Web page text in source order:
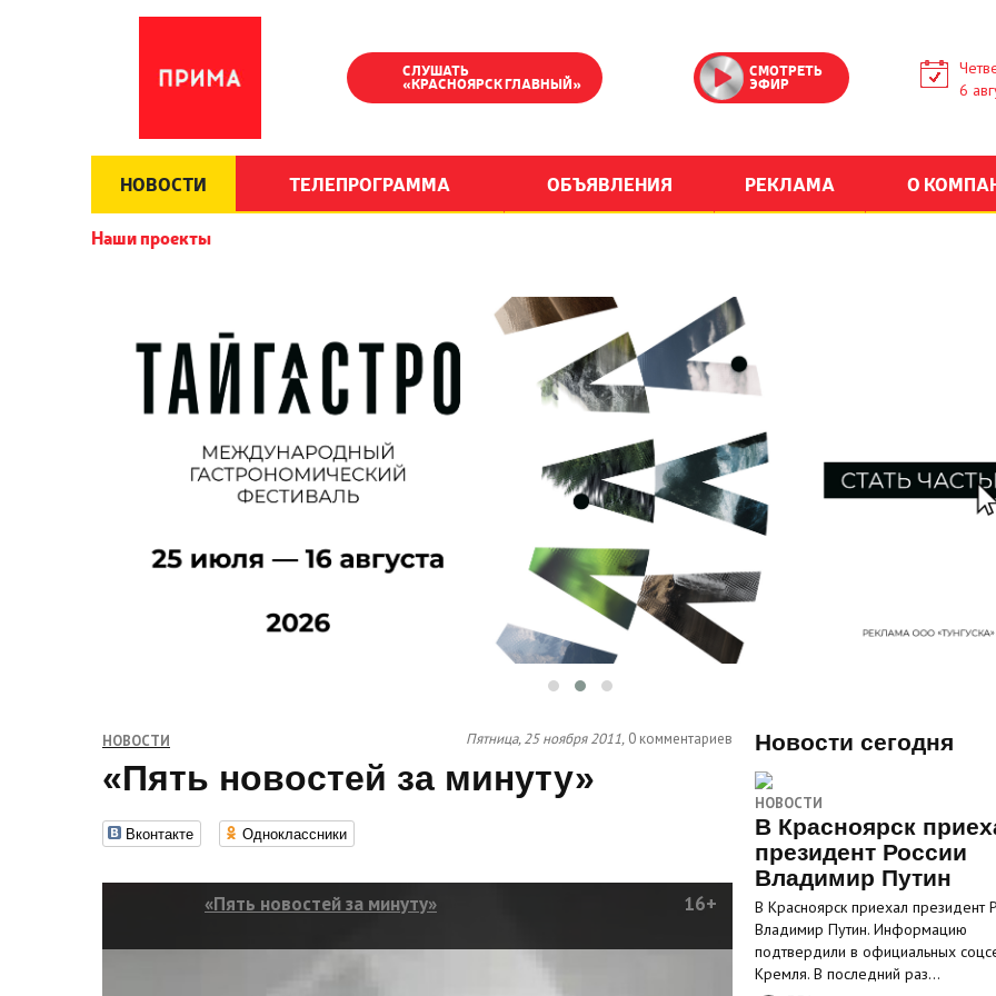
СЛУШАТЬ
«КРАСНОЯРСК ГЛАВНЫЙ»
СМОТРЕТЬ
ЭФИР
6
НОВОСТИ ТЕЛЕПРОГРАММА ОБЪЯВЛЕНИЯ РЕКЛАМА О
Наши проекты
НОВОСТИ Пятница, 25 ноября 2011, 0 комментариев
«Пять новостей за минуту»
Вконтакте Одноклассники
«Пять новостей за минуту» 16+
Новости сегодня
НОВОСТИ
В Красноярск
президент России
Владимир Путин
В Красноярск приехал президент
Владимир Путин. Информацию
подтвердили в официальных
Кремля. В последний раз…